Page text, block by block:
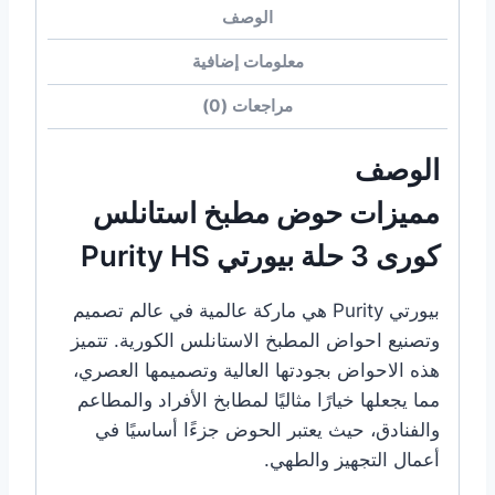
الوصف
معلومات إضافية
مراجعات (0)
الوصف
مميزات حوض مطبخ استانلس
كورى 3 حلة بيورتي Purity HS
بيورتي Purity هي ماركة عالمية في عالم تصميم
وتصنيع احواض المطبخ الاستانلس الكورية. تتميز
هذه الاحواض بجودتها العالية وتصميمها العصري،
مما يجعلها خيارًا مثاليًا لمطابخ الأفراد والمطاعم
والفنادق، حيث يعتبر الحوض جزءًا أساسيًا في
أعمال التجهيز والطهي.